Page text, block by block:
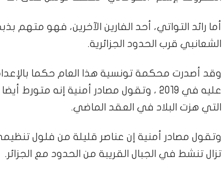
الشعانبي قرب الحدود الجزائرية.
وقد أصدرت محكمة تونسية هذا العام حكما
عليه في 2019 ، وتقول مصادر أمنية إنه
التي هزت البلاد في العقد الماضي.
وتقول مصادر أمنية إن عناصر قليلة من فلول تنظيمي
تزال تنشط في الجبال القريبة من الحدود مع الجزائر.